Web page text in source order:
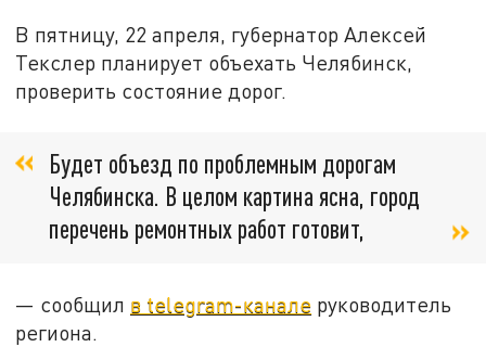
В пятницу, 22 апреля, губернатор Алексей
Текслер планирует объехать Челябинск,
проверить состояние дорог.
Будет объезд по проблемным дорогам
Челябинска. В целом картина ясна, город
перечень ремонтных работ готовит,
— сообщил в telegram-канале руководитель
региона.